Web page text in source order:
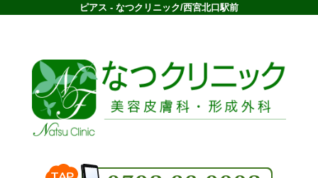
ピアス - なつクリニック/西宮北口駅前